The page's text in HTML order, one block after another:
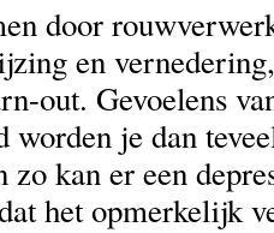
door
en
out. Gevoelens
worden je dan
kan er een
het opmerkelijk